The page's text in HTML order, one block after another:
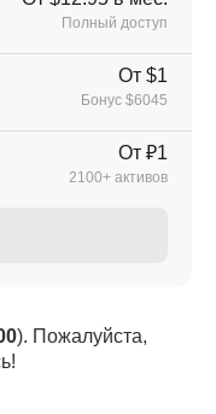
Полный доступ
От $1
Бонус $6045
От ₽1
2100+ активов
). Пожалуйста,